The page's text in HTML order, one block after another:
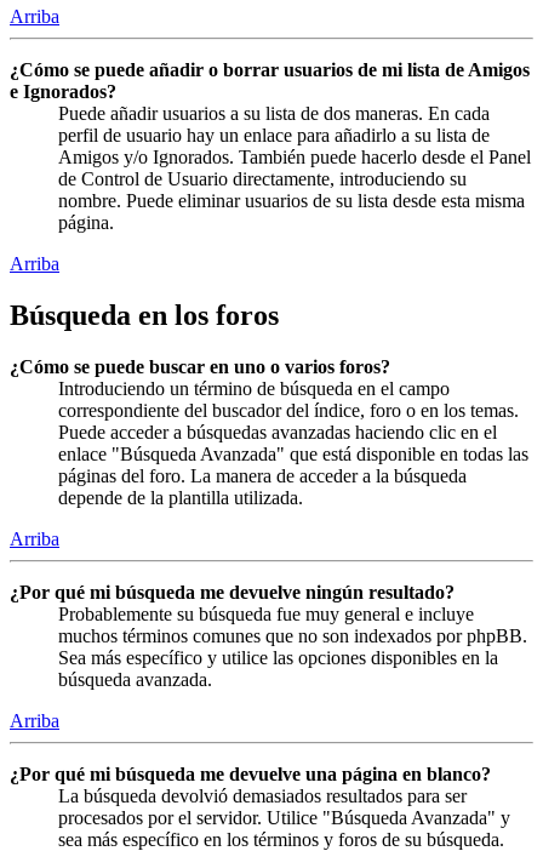
Arriba
¿Cómo se puede añadir o borrar usuarios de mi lista de Amigos
e Ignorados?
Puede añadir usuarios a su lista de dos maneras. En cada
perfil de usuario hay un enlace para añadirlo a su lista de
Amigos y/o Ignorados. También puede hacerlo desde el Panel
de Control de Usuario directamente, introduciendo su
nombre. Puede eliminar usuarios de su lista desde esta misma
página.
Arriba
Búsqueda en los foros
¿Cómo se puede buscar en uno o varios foros?
Introduciendo un término de búsqueda en el campo
correspondiente del buscador del índice, foro o en los temas.
Puede acceder a búsquedas avanzadas haciendo clic en el
enlace "Búsqueda Avanzada" que está disponible en todas las
páginas del foro. La manera de acceder a la búsqueda
depende de la plantilla utilizada.
Arriba
¿Por qué mi búsqueda me devuelve ningún resultado?
Probablemente su búsqueda fue muy general e incluye
muchos términos comunes que no son indexados por phpBB.
Sea más específico y utilice las opciones disponibles en la
búsqueda avanzada.
Arriba
¿Por qué mi búsqueda me devuelve una página en blanco?
La búsqueda devolvió demasiados resultados para ser
procesados por el servidor. Utilice "Búsqueda Avanzada" y
sea más específico en los términos y foros de su búsqueda.